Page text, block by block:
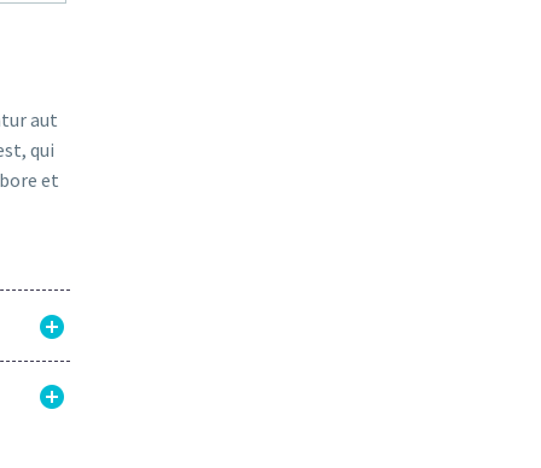
aut
qui
et